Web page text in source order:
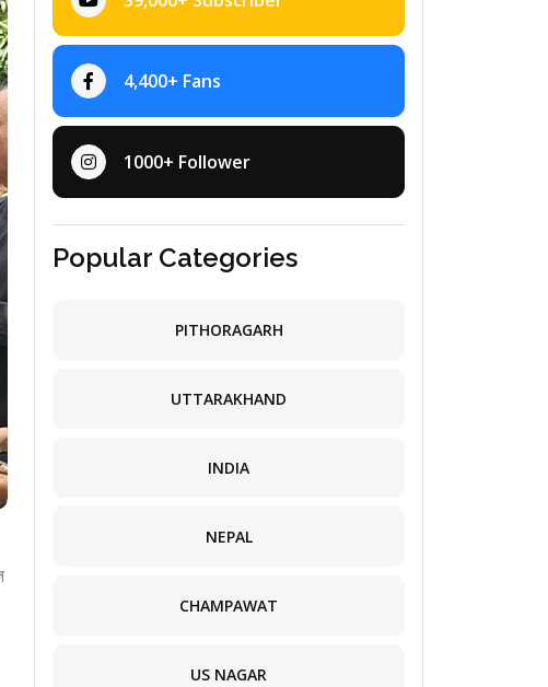
4,400+ Fans
1000+ Follower
Popular Categories
PITHORAGARH
UTTARAKHAND
INDIA
NEPAL
CHAMPAWAT
US NAGAR